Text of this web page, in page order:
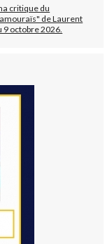
critique du
de Laurent
octobre 2026.